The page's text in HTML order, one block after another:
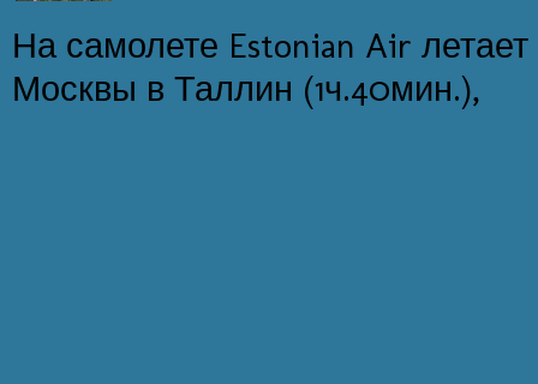
На самолете Estonian Air
Москвы в Таллин (1ч.40мин.),